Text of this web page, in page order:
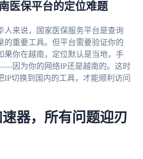
医保平台的定位难题
人来说，国家医保服务平台是查询
的重要工具。但平台需要验证你的
果你在越南，定位默认是当地，手
因为你的网络IP还是越南的。这时
IP切换到国内的工具，才能顺利访问
器，所有问题迎刃